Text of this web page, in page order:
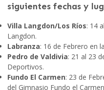
siguientes fechas y
Villa Langdon/Los Ríos: 14
Langdon.
Labranza: 16 de Febrero en
Pedro de Valdivia: 21 al 23
Deportivos.
Fundo El Carmen: 23 de
del Gimnasio Fundo el